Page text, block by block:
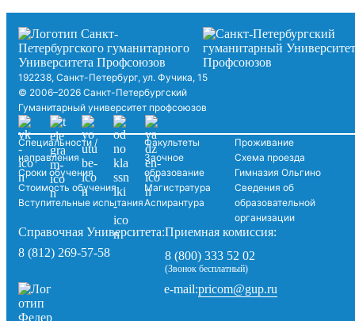
192238, Санкт-Петербург, ул. Фучика, 15
© 2006–2026 Санкт-Петербургский
Гуманитарный университет профсоюзов
Специальности /
направления
Сроки обучения
Стоимость обучения
Вступительные испытания
Факультеты
Заочное
образование
Магистратура
Аспирантура
Проживание
Схема проезда
Гимназия Ольгино
Сведения об
образовательной
организации
Справочная Университета:
8 (812) 269-57-58
Приемная комиссия:
8 (800) 333 52 02
(Звонок бесплатный)
e-mail:pricom@gup.ru